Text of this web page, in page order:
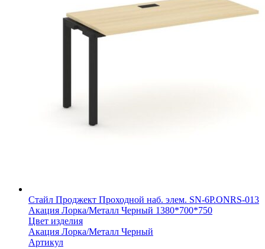
Стайл Проджект Проходной наб. элем. SN-6P.ONRS-013
Акация Лорка/Металл Черный 1380*700*750
Цвет изделия
Акация Лорка/Металл Черный
Артикул